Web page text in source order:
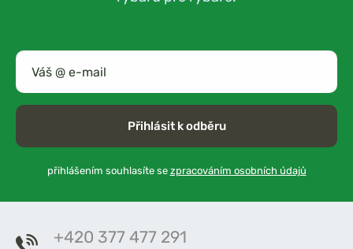
Přihlásit k odběru
přihlášením souhlasíte se zpracováním osobních údajů
+420 377 477 291